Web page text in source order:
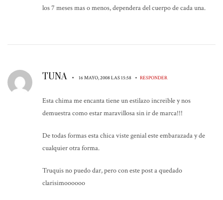
los 7 meses mas o menos, dependera del cuerpo de cada una.
TUNA • 16 MAYO, 2008 LAS 15:58 • RESPONDER
Esta chima me encanta tiene un estilazo increible y nos
demuestra como estar maravillosa sin ir de marca!!!
De todas formas esta chica viste genial este embarazada y de
cualquier otra forma.
Truquis no puedo dar, pero con este post a quedado
clarisimoooooo